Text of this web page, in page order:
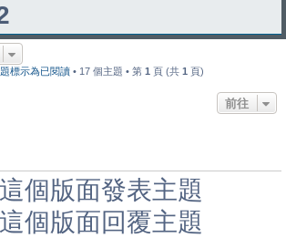
標示為已閱讀 • 17 個主題 • 第 1 頁 (共 1 頁)
前往
個版面發表主題
個版面回覆主題